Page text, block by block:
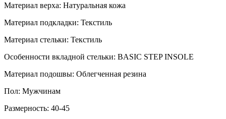
Материал верха: Натуральная кожа
Материал подкладки: Текстиль
Материал стельки: Текстиль
Особенности вкладной стельки: BASIC STEP INSOLE
Материал подошвы: Облегченная резина
Пол: Мужчинам
Размерность: 40-45